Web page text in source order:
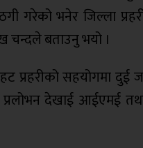
गरेको भनेर जिल्ला
चन्दले बताउनु भयो ।
प्रहरीको सहयोगमा
देखाई आईएमई तथा